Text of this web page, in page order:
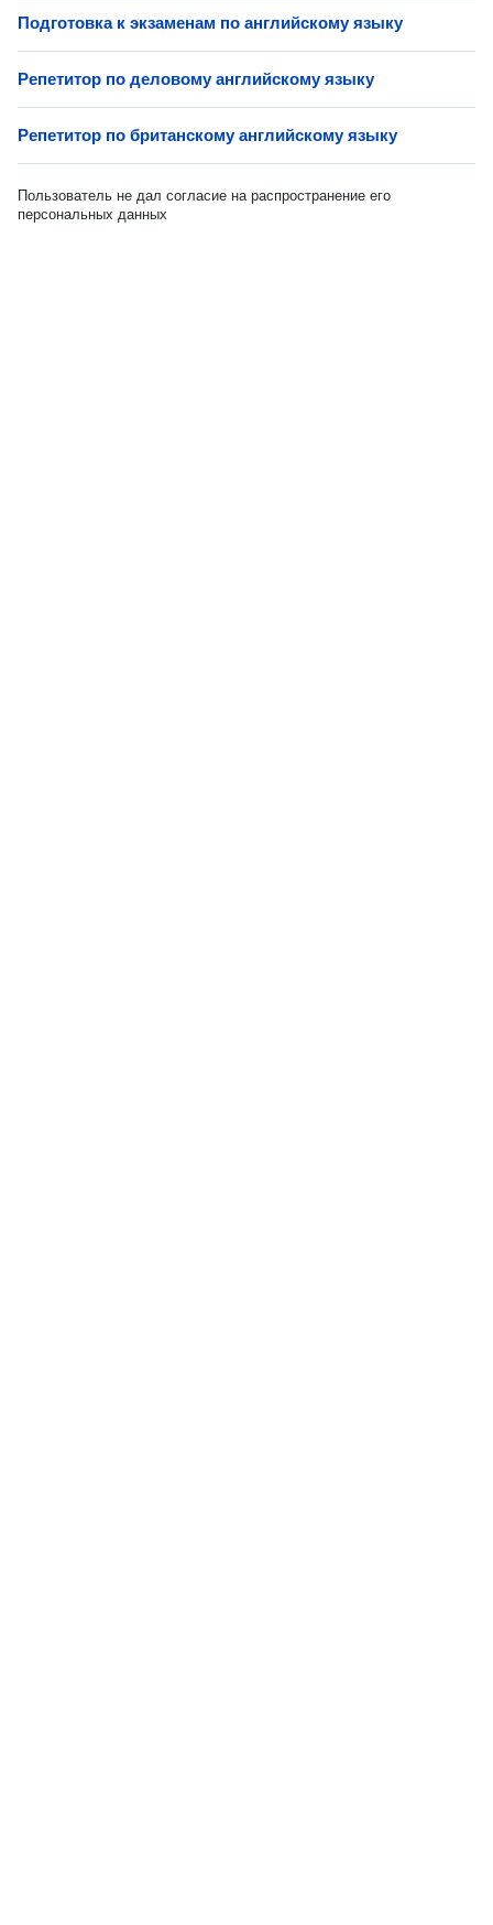
Подготовка к экзаменам по английскому языку
Репетитор по деловому английскому языку
Репетитор по британскому английскому языку
Пользователь не дал согласие на распространение его
персональных данных